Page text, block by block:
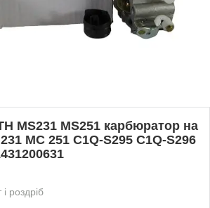
MS231 MS251 карбюратор на
МС 251 C1Q-S295 C1Q-S296
роздріб